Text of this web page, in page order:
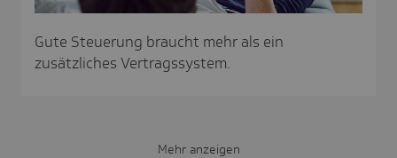
Gute Steuerung braucht mehr als ein
zusätzliches Vertragssystem.
Mehr anzeigen